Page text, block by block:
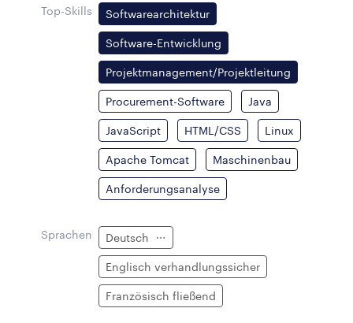
Top-Skills Softwarearchitektur
Software-Entwicklung
Projektmanagement/Projektleitung
Procurement-Software Java
JavaScript HTML/CSS Linux
Apache Tomcat Maschinenbau
Anforderungsanalyse
Sprachen Deutsch
Englisch verhandlungssicher
Französisch fließend